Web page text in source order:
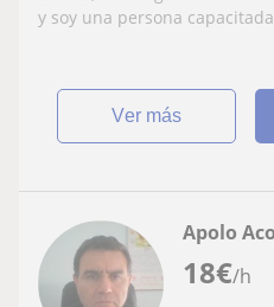
y soy una persona
ver más
18€/h
Apolo